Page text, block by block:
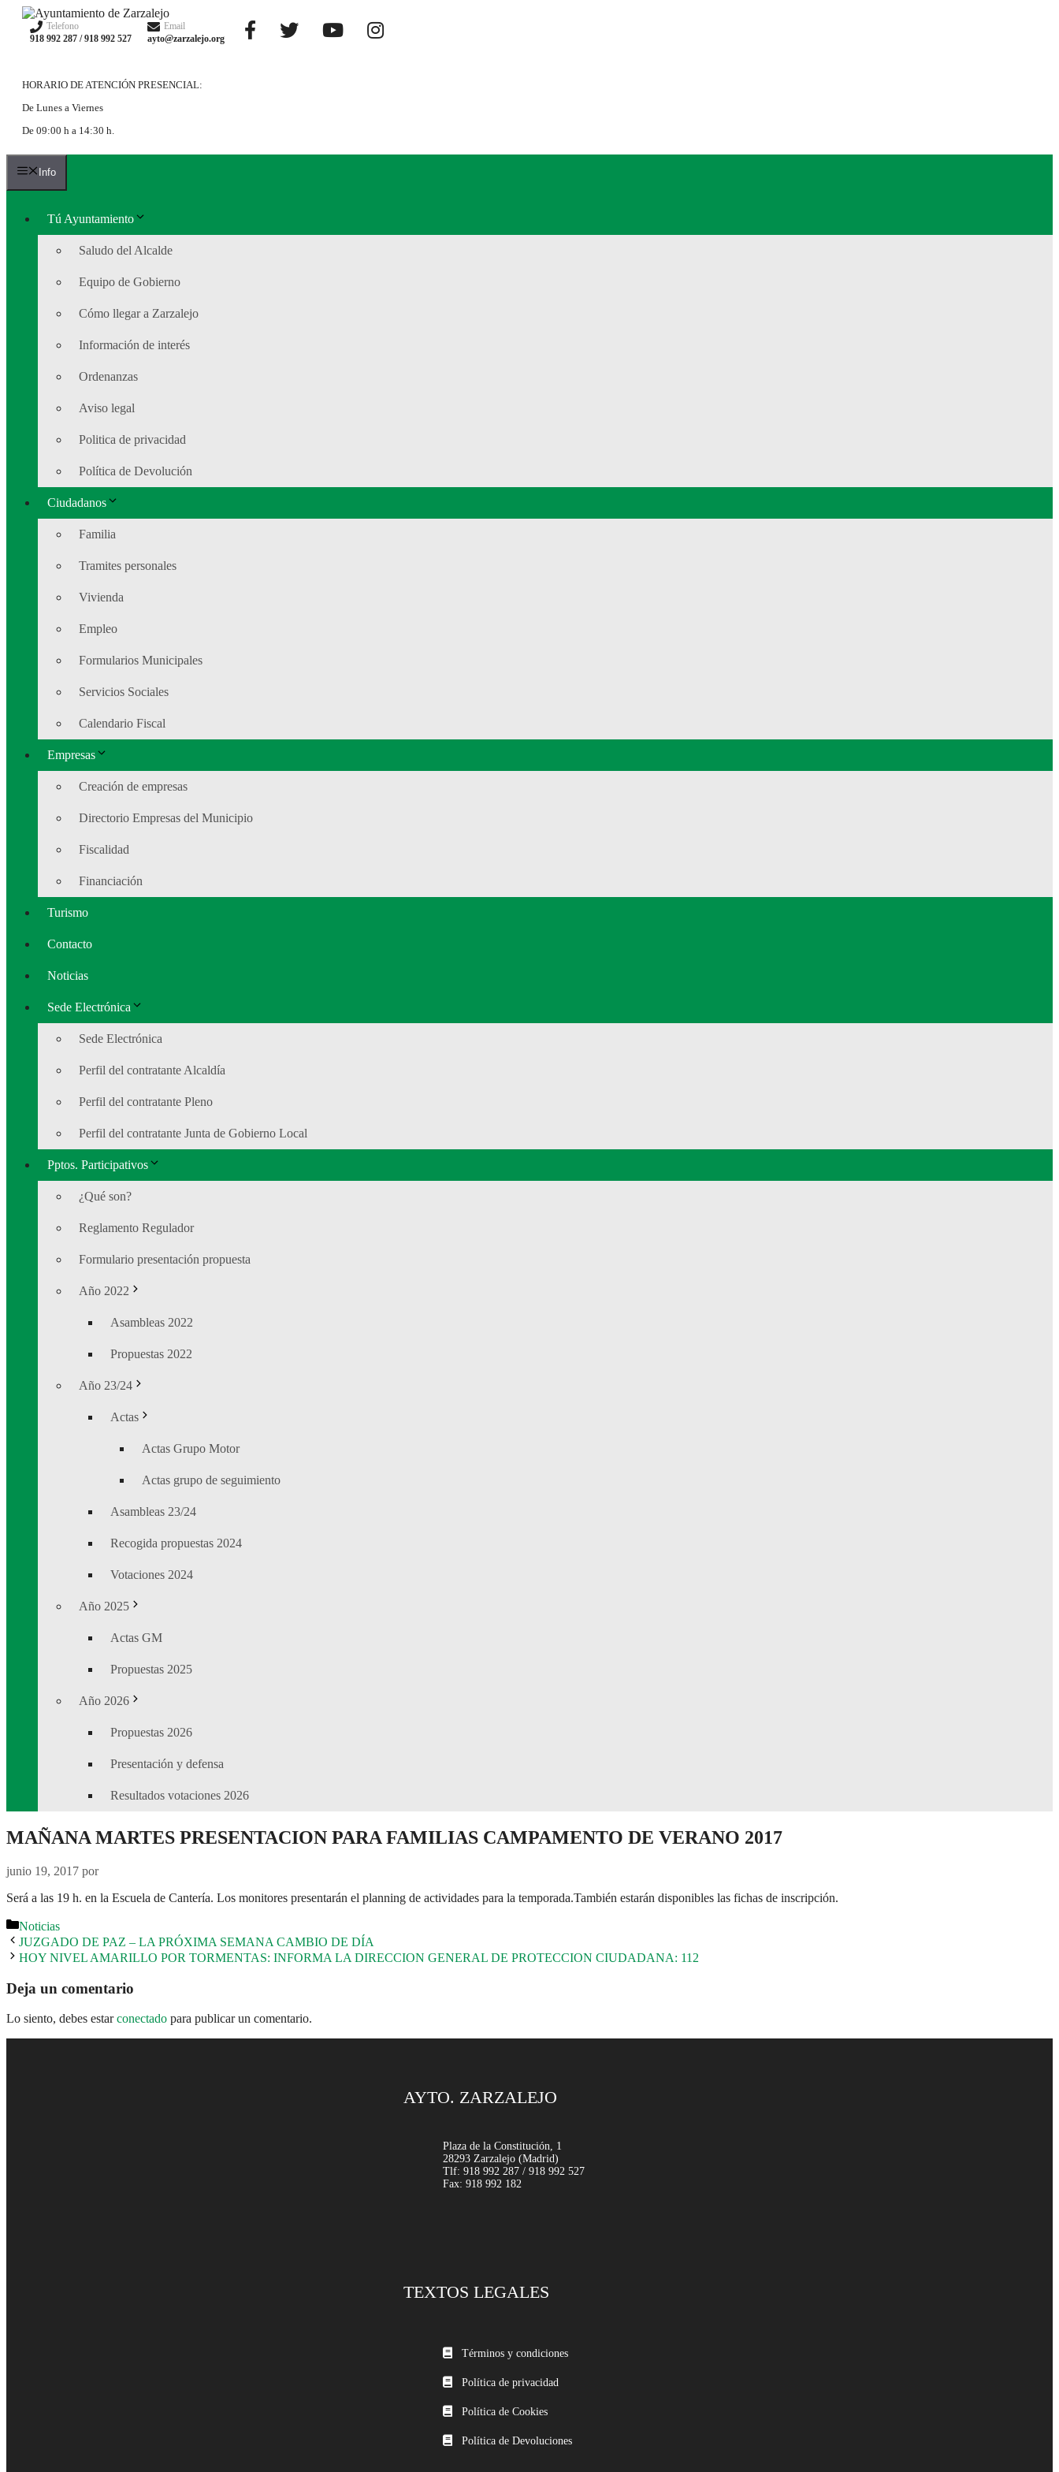
Saltar
contenido
Telefono
918 992 287 / 918 992 527
Email
ayto@zarzalejo.org
HORARIO DE ATENCIÓN PRESENCIAL:
De Lunes a Viernes
De 09:00 h a 14:30 h.
Info
Tú Ayuntamiento
Saludo del Alcalde
Equipo de Gobierno
Cómo llegar a Zarzalejo
Información de interés
Ordenanzas
Aviso legal
Politica de privacidad
Política de Devolución
Ciudadanos
Familia
Tramites personales
Vivienda
Empleo
Formularios Municipales
Servicios Sociales
Calendario Fiscal
Empresas
Creación de empresas
Directorio Empresas del Municipio
Fiscalidad
Financiación
Turismo
Contacto
Noticias
Sede Electrónica
Sede Electrónica
Perfil del contratante Alcaldía
Perfil del contratante Pleno
Perfil del contratante Junta de Gobierno Local
Pptos. Participativos
¿Qué son?
Reglamento Regulador
Formulario presentación propuesta
Año 2022
Asambleas 2022
Propuestas 2022
Año 23/24
Actas
Actas Grupo Motor
Actas grupo de seguimiento
Asambleas 23/24
Recogida propuestas 2024
Votaciones 2024
Año 2025
Actas GM
Propuestas 2025
Año 2026
Propuestas 2026
Presentación y defensa
Resultados votaciones 2026
MAÑANA MARTES PRESENTACION PARA FAMILIAS CAMPAMENTO DE VERANO 2017
junio 19, 2017 por
Será a las 19 h. en la Escuela de Cantería. Los monitores presentarán el planning de actividades para la temporada.También estarán disponibles las fichas de inscripción.
Categorías
Noticias
JUZGADO DE PAZ – LA PRÓXIMA SEMANA CAMBIO DE DÍA
HOY NIVEL AMARILLO POR TORMENTAS: INFORMA LA DIRECCION GENERAL DE PROTECCION CIUDADANA: 112
Deja un comentario
Lo siento, debes estarconectado para publicar un comentario.
AYTO. ZARZALEJO
Plaza de la Constitución, 1
28293 Zarzalejo (Madrid)
Tlf: 918 992 287 / 918 992 527
Fax: 918 992 182
TEXTOS LEGALES
Términos y condiciones
Política de privacidad
Política de Cookies
Política de Devoluciones